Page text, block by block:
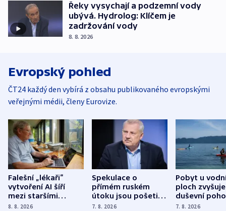
Řeky vysychají a podzemní vody
ubývá. Hydrolog: Klíčem je
zadržování vody
8. 8. 2026
Evropský pohled
ČT24 každý den vybírá z obsahu publikovaného evropskými
veřejnými médii, členy Eurovize.
Falešní „lékaři“
vytvoření AI šíří
mezi staršími
Poláky nebezpečné
8. 8. 2026
Spekulace o
přímém ruském
útoku jsou pošetilé,
míní estonský
7. 8. 2026
Pobyt u
ploch zvyšuje
duševní
ukázala
7. 8. 2026